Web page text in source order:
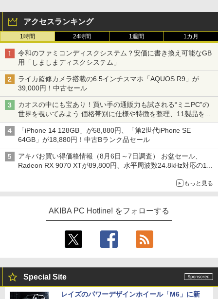
アクセスランキング
1時間 24時間 1週間 1カ月
令和のファミコンディスクシステム？安価に書き換え可能なGB
用「しましまディスクシステム」
ライカ監修カメラ搭載の6.5インチスマホ「AQUOS R9」が
39,000円！中古セール
カオスの中にも宝あり！買い手の通販力も試される“ミニPC”の
世界を覗いてみよう 価格帯別に仕様や特徴を整理、11製品をピ
ックアップ text by 石川 ひさよし
「iPhone 14 128GB」が58,880円、「第2世代iPhone SE
64GB」が18,880円！中古Bランク品セール
アキバお買い得価格情報（8月6日～7日調査） お盆セール、
Radeon RX 9070 XTが89,800円、水平周波数24.8kHz対応の17
もっと見る
AKIBA PC Hotline! をフォローする
Special Site
レイズのパワーデザインホイール「M6」に新